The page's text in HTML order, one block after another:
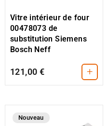
Vitre intérieur de four
00478073 de
substitution Siemens
Bosch Neff
121,00 € +
Nouveau